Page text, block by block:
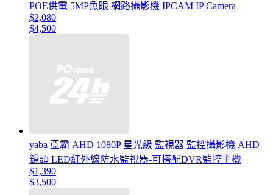
POE供電 5MP魚眼 網路攝影機 IPCAM IP Camera
$2,080
$4,500
yaba 亞霸 AHD 1080P 星光級 監視器 監控攝影機 AHD
鏡頭 LED紅外線防水監視器-可搭配DVR監控主機
$1,390
$3,500